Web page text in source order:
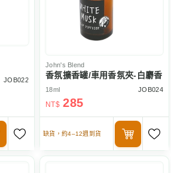
JOB022
John's Blend
香氛擴香罐/車用香氛夾-白麝香
18ml JOB024
NT$ 285
缺貨，約4–12週到貨